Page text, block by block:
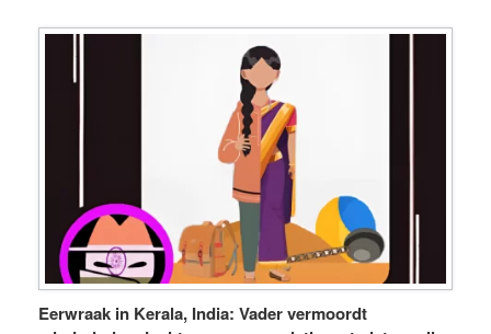
Eerwraak in Kerala, India: Vader vermoordt